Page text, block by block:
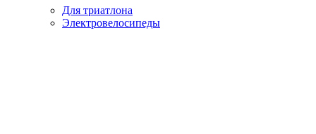
Для триатлона
Электровелосипеды